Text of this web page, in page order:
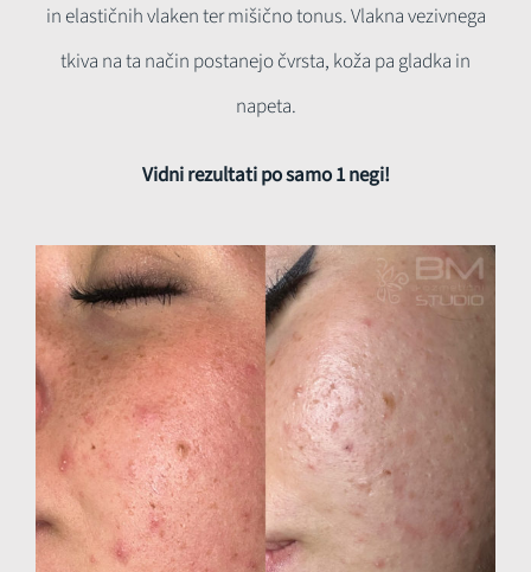
in elastičnih vlaken ter mišično tonus. Vlakna vezivnega
tkiva na ta način postanejo čvrsta, koža pa gladka in
napeta.
Vidni rezultati po samo 1 negi!